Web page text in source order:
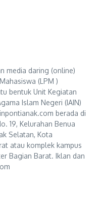
media daring (online)
(LPM )
bentuk Unit Kegiatan
Islam Negeri (IAIN)
berada di
19, Kelurahan Benua
Selatan, Kota
atau komplek kampus
Bagian Barat. Iklan dan